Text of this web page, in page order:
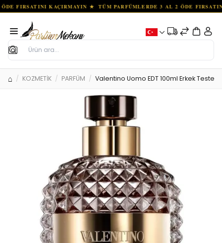
Ara
KOZMETİK PARFÜM Valentino Uomo EDT 100ml Erkek Tester